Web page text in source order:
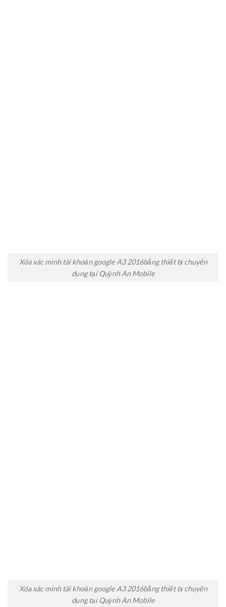
Xóa xác minh tài khoản google A3 2016bằng thiết bị chuyên
dụng tại Quỳnh An Mobile
Xóa xác minh tài khoản google A3 2016bằng thiết bị chuyên
dụng tại Quỳnh An Mobile